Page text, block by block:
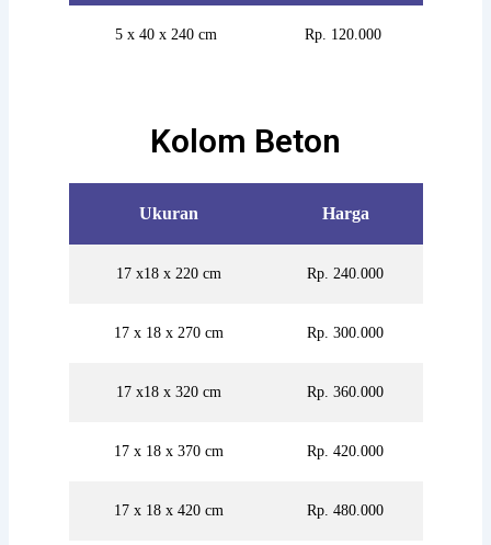
5 x 40 x 240 cm Rp. 120.000
Kolom Beton
Ukuran Harga
17 x18 x 220 cm Rp. 240.000
17 x 18 x 270 cm Rp. 300.000
17 x18 x 320 cm Rp. 360.000
17 x 18 x 370 cm Rp. 420.000
17 x 18 x 420 cm Rp. 480.000